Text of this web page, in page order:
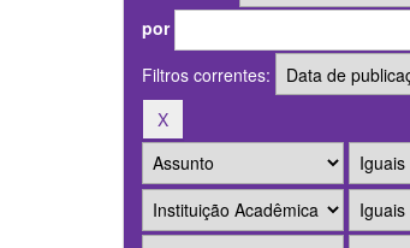
por
Filtros correntes: